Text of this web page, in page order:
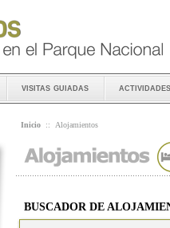
visitas guiadas actividades
Inicio :: Alojamientos
BUSCADOR DE